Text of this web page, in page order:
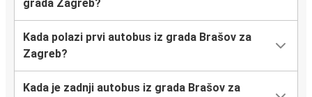
grada Zagreb?
Kada polazi prvi autobus iz grada Brašov za
Zagreb?
Kada je zadnji autobus iz grada Brašov za